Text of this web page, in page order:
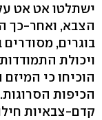
ישתלטו אט אט
הצבא, ואחר-כך
בוגרים,
ויכולת
הוכיחו כי
הכיפות
קדם-צבאיות